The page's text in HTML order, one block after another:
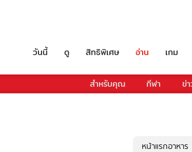
วันนี้ ดู สิทธิพิเศษ อ่าน เกม
สำหรับคุณ กีฬา ข่
หน้าแรกอาหาร